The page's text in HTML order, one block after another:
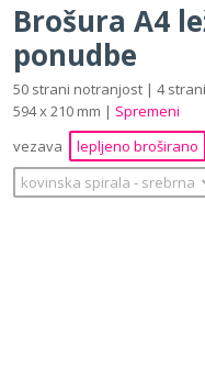
Brošura A4
ponudbe
50 strani notranjost | 4
594 x 210 mm | Spremeni
vezava
lepljeno broširano
kovinska spirala ‐ srebrna